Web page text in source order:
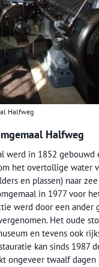
Halfweg
Halfweg
werd in 1852 gebouwd
het overtollige water
en plassen) naar
in 1977 voor
werd door een ander
Het oude
en tevens ook
kan sinds 1987
ongeveer twaalf